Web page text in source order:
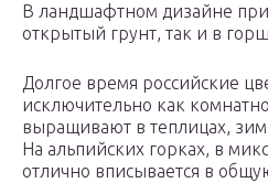
В ландшафтном дизайне
открытый грунт, так и в
Долгое время российские
исключительно как
выращивают в теплицах,
На альпийских горках, в
отлично вписывается в